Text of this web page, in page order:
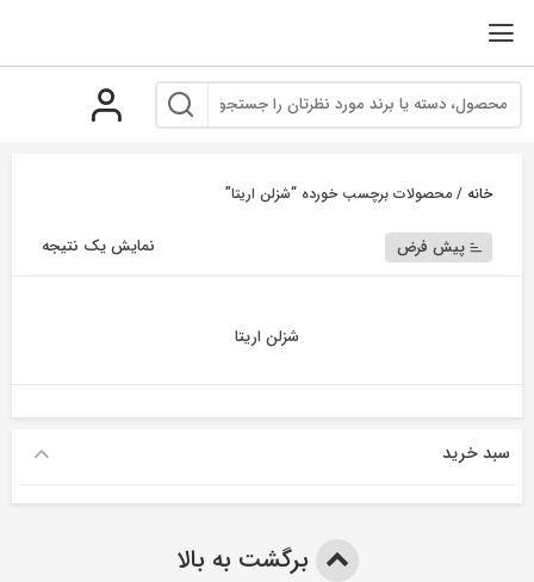
خانه / محصولات برچسب خورده “شزلن اریتا”
نمایش یک نتیجه پیش فرض
شزلن اریتا
سبد خرید
برگشت به بالا